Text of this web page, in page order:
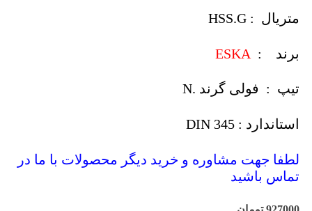
متریال : HSS.G
برند : ESKA
تیپ : فولی گرند .N
استاندارد : DIN 345
لطفا جهت مشاوره و خرید دیگر محصولات با ما در
تماس باشید